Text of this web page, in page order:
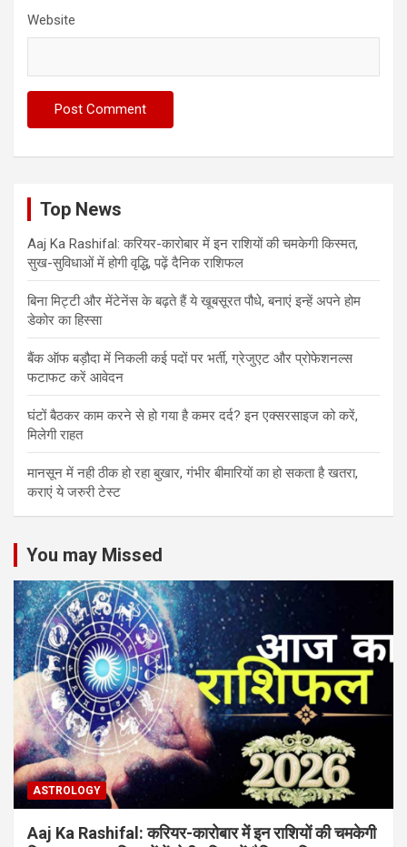
Website
Top News
Aaj Ka Rashifal: करियर-कारोबार में इन राशियों की चमकेगी किस्मत,
सुख-सुविधाओं में होगी वृद्धि, पढ़ें दैनिक राशिफल
बिना मिट्टी और मेंटेनेंस के बढ़ते हैं ये खूबसूरत पौधे, बनाएं इन्‍हें अपने होम
डेकोर का हिस्‍सा
बैंक ऑफ बड़ौदा में निकली कई पदों पर भर्ती, ग्रेजुएट और प्रोफेशनल्स
फटाफट करें आवेदन
घंटों बैठकर काम करने से हो गया है कमर दर्द? इन एक्सरसाइज को करें,
मिलेगी राहत
मानसून में नही ठीक हो रहा बुखार, गंभीर बीमारियों का हो सकता है खतरा,
कराएं ये जरुरी टेस्ट
You may Missed
ASTROLOGY
Aaj Ka Rashifal: करियर-कारोबार में इन राशियों की चमकेगी